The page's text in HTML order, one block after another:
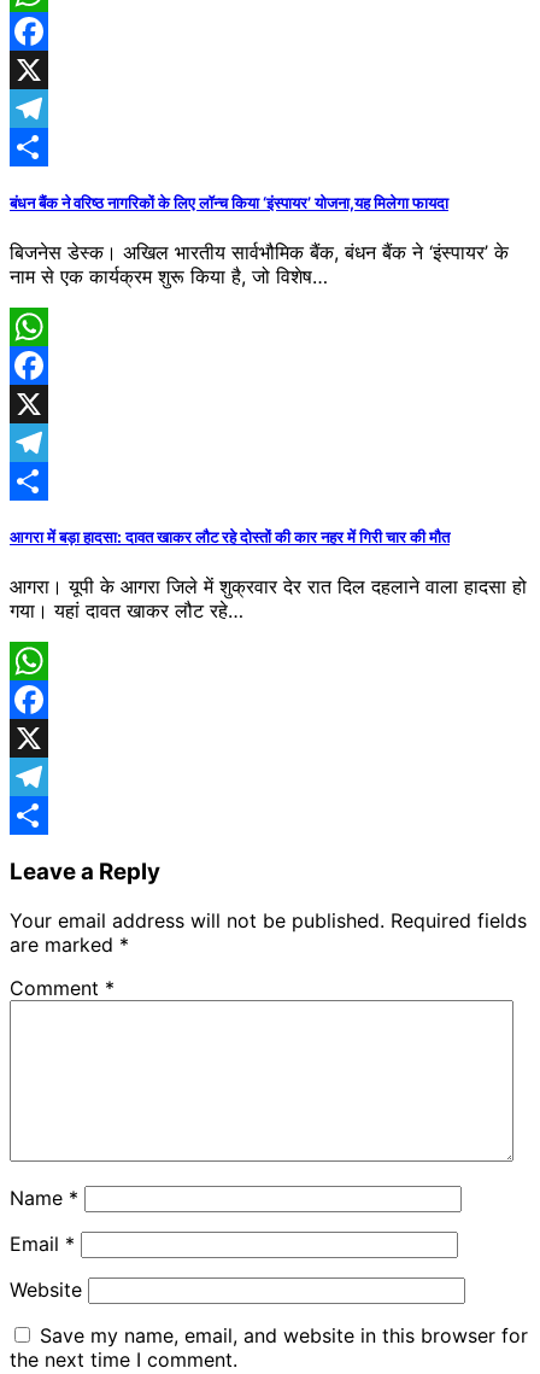
WhatsApp
Facebook
X
Telegram
बंधन बैंक ने वरिष्ठ नागरिकों के लिए लॉन्च किया ‘इंस्पायर’ योजना,यह मिलेगा फायदा
बिजनेस डेस्क। अखिल भारतीय सार्वभौमिक बैंक, बंधन बैंक ने ‘इंस्पायर’ के
नाम से एक कार्यक्रम शुरू किया है, जो विशेष…
WhatsApp
Facebook
X
Telegram
आगरा में बड़ा हादसा: दावत खाकर लौट रहे दोस्तों की कार नहर में गिरी चार की मौत
आगरा। यूपी के आगरा जिले में शुक्रवार देर रात दिल दहलाने वाला हादसा हो
गया। यहां दावत खाकर लौट रहे…
WhatsApp
Facebook
X
Telegram
Leave a Reply
Your email address will not be published. Required fields
are marked *
Comment *
Name *
Email *
Website
Save my name, email, and website in this browser for
the next time I comment.